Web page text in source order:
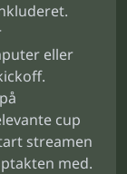
eller
cup
streamen
med.